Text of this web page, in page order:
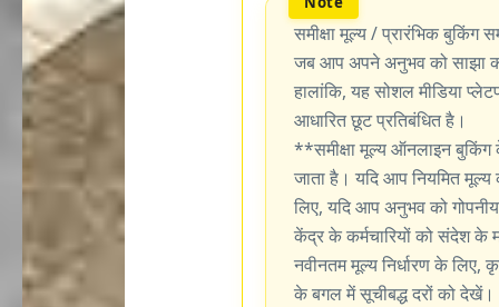
समीक्षा मूल्य / प्रारंभिक बुकिंग
जब आप अपने अनुभव को साझा
हालांकि, यह सोशल मीडिया
आधारित छूट प्रतिबंधित है।
**समीक्षा मूल्य ऑनलाइन बुकिंग
जाता है। यदि आप नियमित
लिए, यदि आप अनुभव को
केंद्र के कर्मचारियों को संदेश के
नवीनतम मूल्य निर्धारण के
के बगल में सूचीबद्ध दरों को देखें।